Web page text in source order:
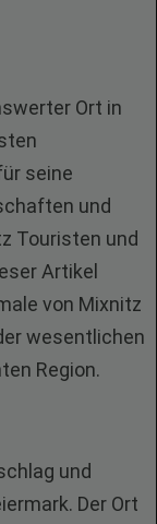
Ort in
seine
und
Touristen und
Artikel
von Mixnitz
wesentlichen
Region.
und
Der Ort